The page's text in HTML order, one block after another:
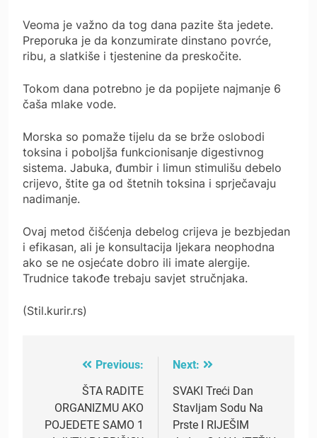
Veoma je važno da tog dana pazite šta jedete.
Preporuka je da konzumirate dinstano povrće,
ribu, a slatkiše i tjestenine da preskočite.
Tokom dana potrebno je da popijete najmanje 6
čaša mlake vode.
Morska so pomaže tijelu da se brže oslobodi
toksina i poboljša funkcionisanje digestivnog
sistema. Jabuka, đumbir i limun stimulišu debelo
crijevo, štite ga od štetnih toksina i sprječavaju
nadimanje.
Ovaj metod čišćenja debelog crijeva je bezbjedan
i efikasan, ali je konsultacija ljekara neophodna
ako se ne osjećate dobro ili imate alergije.
Trudnice takođe trebaju savjet stručnjaka.
(Stil.kurir.rs)
navigation
Previous:
ŠTA RADITE
ORGANIZMU AKO
POJEDETE SAMO 1
Next:
SVAKI Treći Dan
Stavljam Sodu Na
Prste I RIJEŠIM